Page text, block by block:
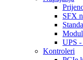
SFX
UPS -
Kontroleri